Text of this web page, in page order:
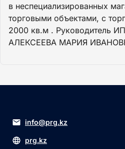
в неспециализированных
торговыми объектами, с
2000 кв.м . Руководитель
АЛЕКСЕЕВА МАРИЯ
info@prg.kz
prg.kz